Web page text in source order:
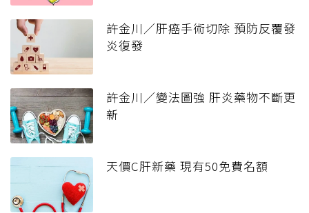
許金川／肝癌手術切除 預防反覆發
炎復發
許金川／變法圖強 肝炎藥物不斷更
新
天價C肝新藥 現有50免費名額